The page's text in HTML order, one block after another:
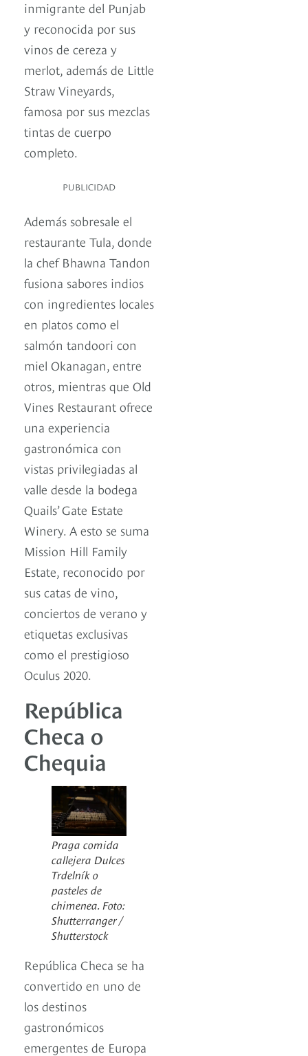
inmigrante del Punjab
y reconocida por sus
vinos de cereza y
merlot, además de Little
Straw Vineyards,
famosa por sus mezclas
tintas de cuerpo
completo.
PUBLICIDAD
Además sobresale el
restaurante Tula, donde
la chef Bhawna Tandon
fusiona sabores indios
con ingredientes locales
en platos como el
salmón tandoori con
miel Okanagan, entre
otros, mientras que Old
Vines Restaurant ofrece
una experiencia
gastronómica con
vistas privilegiadas al
valle desde la bodega
Quails’ Gate Estate
Winery. A esto se suma
Mission Hill Family
Estate, reconocido por
sus catas de vino,
conciertos de verano y
etiquetas exclusivas
como el prestigioso
Oculus 2020.
República
Checa o
Chequia
Praga comida
callejera Dulces
Trdelník o
pasteles de
chimenea. Foto:
Shutterranger /
Shutterstock
República Checa se ha
convertido en uno de
los destinos
gastronómicos
emergentes de Europa